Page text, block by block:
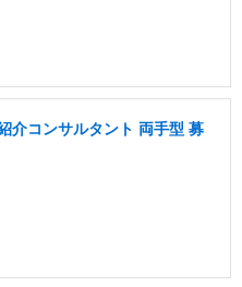
介コンサルタント 両手型 募